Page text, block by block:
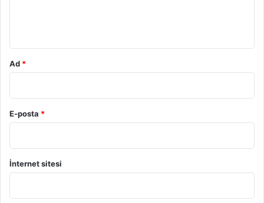
Ad *
E-posta *
İnternet sitesi